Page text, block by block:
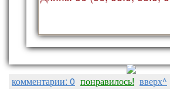
комментарии: 0 понравилось! вверх^